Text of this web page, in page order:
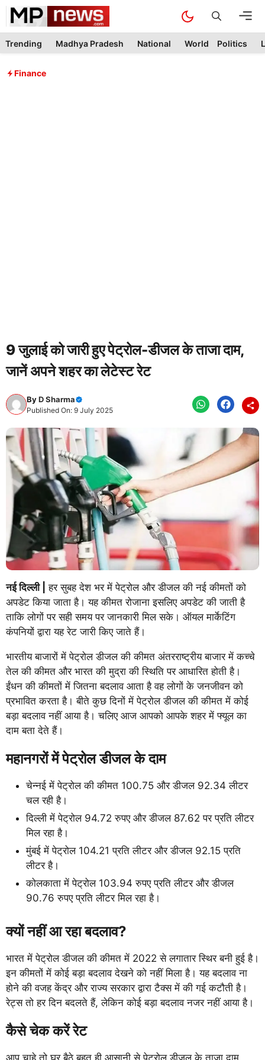
Skip
content
Trending Madhya Pradesh National World Politics
Finance
9 जुलाई को जारी हुए पेट्रोल-डीजल के ताजा दाम,
जानें अपने शहर का लेटेस्ट रेट
ByD Sharma
Published On: 9 July 2025
नई दिल्ली |
हर सुबह देश भर में पेट्रोल और डीजल की नई कीमतों को
अपडेट किया जाता है। यह कीमत रोजाना इसलिए अपडेट की जाती है
ताकि लोगों पर सही समय पर जानकारी मिल सके। ऑयल मार्केटिंग
कंपनियों द्वारा यह रेट जारी किए जाते हैं।
भारतीय बाजारों में पेट्रोल डीजल की कीमत अंतरराष्ट्रीय बाजार में कच्चे
तेल की कीमत और भारत की मुद्रा की स्थिति पर आधारित होती है।
ईंधन की कीमतों में जितना बदलाव आता है वह लोगों के जनजीवन को
प्रभावित करता है। बीते कुछ दिनों में पेट्रोल डीजल की कीमत में कोई
बड़ा बदलाव नहीं आया है। चलिए आज आपको आपके शहर में फ्यूल का
दाम बता देते हैं।
महानगरों में पेट्रोल डीजल के दाम
चेन्नई में पेट्रोल की कीमत 100.75 और डीजल 92.34 लीटर
चल रही है।
दिल्ली में पेट्रोल 94.72 रुपए और डीजल 87.62 पर प्रति लीटर
मिल रहा है।
मुंबई में पेट्रोल 104.21 प्रति लीटर और डीजल 92.15 प्रति
लीटर है।
कोलकाता में पेट्रोल 103.94 रुपए प्रति लीटर और डीजल
90.76 रुपए प्रति लीटर मिल रहा है।
क्यों नहीं आ रहा बदलाव?
भारत में पेट्रोल डीजल की कीमत में 2022 से लगातार स्थिर बनी हुई है।
इन कीमतों में कोई बड़ा बदलाव देखने को नहीं मिला है। यह बदलाव ना
होने की वजह केंद्र और राज्य सरकार द्वारा टैक्स में की गई कटौती है।
रेट्स तो हर दिन बदलते हैं, लेकिन कोई बड़ा बदलाव नजर नहीं आया है।
कैसे चेक करें रेट
आप चाहे तो घर बैठे बहुत ही आसानी से पेट्रोल डीजल के ताजा दाम